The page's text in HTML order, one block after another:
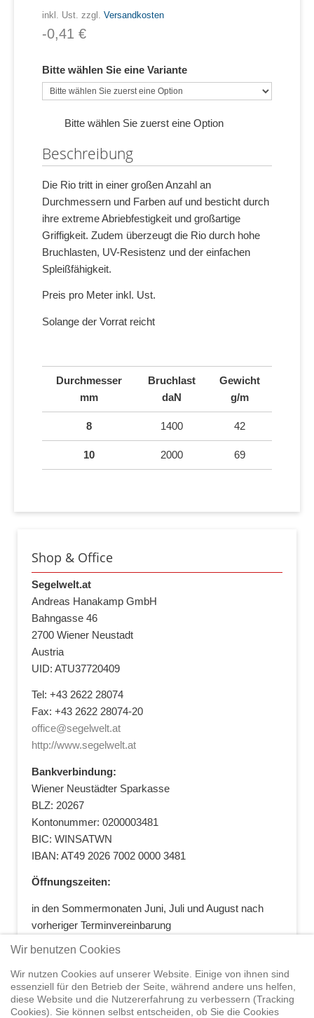
inkl. Ust. zzgl. Versandkosten
-0,41 €
Bitte wählen Sie eine Variante
Bitte wählen Sie zuerst eine Option
Beschreibung
Die Rio tritt in einer großen Anzahl an
Durchmessern und Farben auf und besticht durch
ihre extreme Abriebfestigkeit und großartige
Griffigkeit. Zudem überzeugt die Rio durch hohe
Bruchlasten, UV-Resistenz und der einfachen
Spleißfähigkeit.
Preis pro Meter inkl. Ust.
Solange der Vorrat reicht
Durchmesser
mm
Bruchlast
daN
Gewicht
g/m
8 1400 42
10 2000 69
Shop & Office
Segelwelt.at
Andreas Hanakamp GmbH
Bahngasse 46
2700 Wiener Neustadt
Austria
UID: ATU37720409
Tel: +43 2622 28074
Fax: +43 2622 28074-20
office@segelwelt.at
http://www.segelwelt.at
Bankverbindung:
Wiener Neustädter Sparkasse
BLZ: 20267
Kontonummer: 0200003481
BIC: WINSATWN
IBAN: AT49 2026 7002 0000 3481
Öffnungszeiten:
in den Sommermonaten Juni, Juli und August nach
vorheriger Terminvereinbarung
Wir benutzen Cookies
Wir nutzen Cookies auf unserer Website. Einige von ihnen sind
essenziell für den Betrieb der Seite, während andere uns helfen,
diese Website und die Nutzererfahrung zu verbessern (Tracking
Cookies). Sie können selbst entscheiden, ob Sie die Cookies